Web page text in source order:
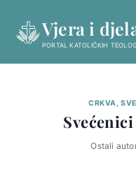
content
Vjera i
PORTAL KATOLIČKIH
CRKVA,
Ostali